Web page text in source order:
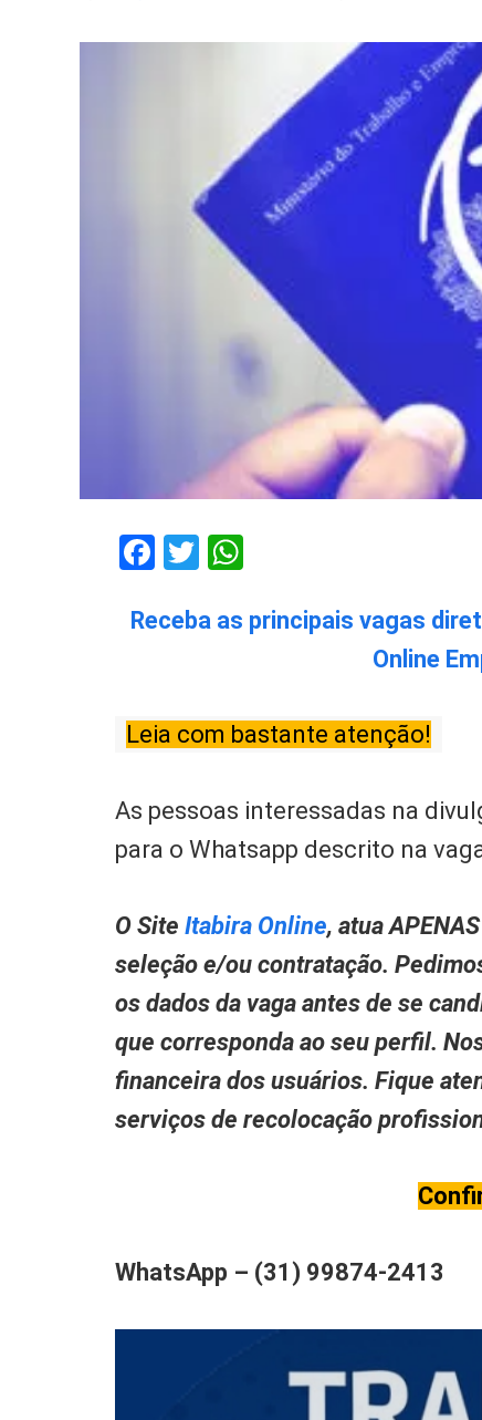
Facebook
Twitter
Receba as principais vagas
Online
Leia com bastante atenção!
As pessoas interessadas na
para o Whatsapp descrito na
O Site Itabira Online, atua
seleção e/ou contratação.
os dados da vaga antes de se
que corresponda ao seu perfil.
financeira dos usuários. Fique
serviços de recolocação
WhatsApp – (31) 99874-2413